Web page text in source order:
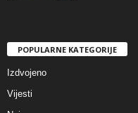
POPULARNE KATEGORIJE
Izdvojeno
Vijesti